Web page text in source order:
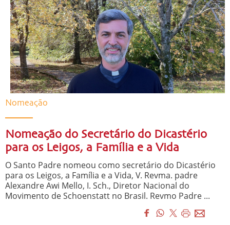
Nomeação
Nomeação do Secretário do Dicastério
para os Leigos, a Família e a Vida
O Santo Padre nomeou como secretário do Dicastério
para os Leigos, a Família e a Vida, V. Revma. padre
Alexandre Awi Mello, I. Sch., Diretor Nacional do
Movimento de Schoenstatt no Brasil. Revmo Padre ...